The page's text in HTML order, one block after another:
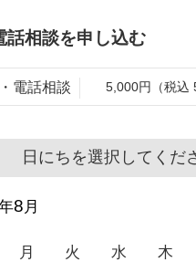
話相談を申し込む
電話相談 5,000円（税込
日にちを選択してくだ
8 月
月 火 水 木